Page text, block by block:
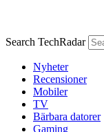
Search TechRadar
Nyheter
Recensioner
Mobiler
TV
Bärbara datorer
Gaming